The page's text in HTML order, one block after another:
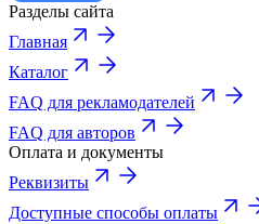
Разделы сайта
Главная
Каталог
FAQ для рекламодателей
FAQ для авторов
Оплата и документы
Реквизиты
Доступные способы оплаты